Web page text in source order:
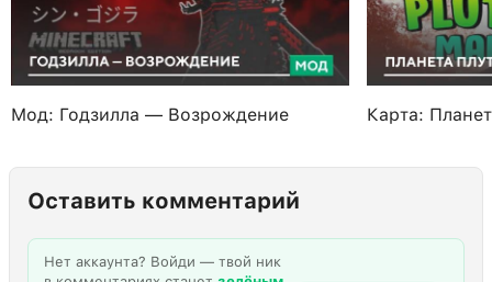
Мод: Годзилла — Возрождение Карта:
Оставить комментарий
Нет аккаунта? Войди — твой ник